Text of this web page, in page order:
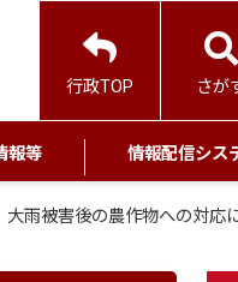
行政TOP さが
報等 情報配信シス
大雨被害後の農作物への対応